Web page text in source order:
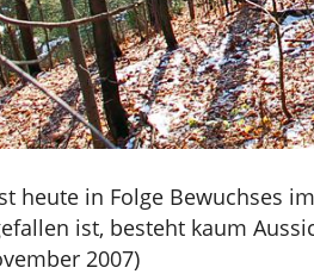
heute in Folge Bewuchses
ist, besteht kaum
2007)